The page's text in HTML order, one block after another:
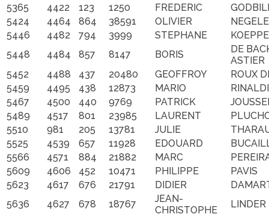
5365
4422 123 1250 FREDERIC
5424
4464 864 38591 OLIVIER
NEGELE
5446
4482 794 3999 STEPHANE
5448
4484 857 8147 BORIS
DE
ASTIER
5452
4488 437 20480 GEOFFROY
ROUX
5459
4495 438 12873 MARIO
RINALDI
5467
4500 440 9769 PATRICK
5489
4517 801 23985 LAURENT
5510
981 205 13781 JULIE
5525
4539 657 11928 EDOUARD
5566
4571 884 21882 MARC
5609
4606 452 10471 PHILIPPE
PAVIS
5623
4617 676 21791 DIDIER
5636
4627 678 18767
JEAN-
CHRISTOPHE
LINDER